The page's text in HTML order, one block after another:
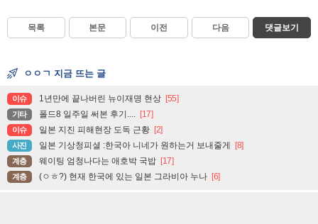
목록 본문 이전 다음 댓글보기
ㅇㅇㄱ 지금 뜨는 글
이슈 1년만에 끝나버린 뉴이재명 현상 [55]
기타 폴드8 일주일 써본 후기.... [17]
이슈 일본 지진 피해현장 도독 근황 [2]
사진 일본 기상청피셜 :한국아 니네가 원하는거 보내줄게 [8]
계층 웨이팅 엄청나다는 애호박 국밥 [17]
계층 (ㅇㅎ?) 현재 한국에 있는 일본 그라비아 누나 [6]